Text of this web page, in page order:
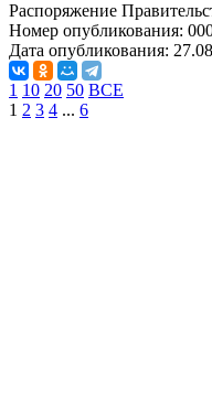
Распоряжение
Номер опубликования:
Дата опубликования:
1 10 20 50 ВСЕ
1 2 3 4 ... 6